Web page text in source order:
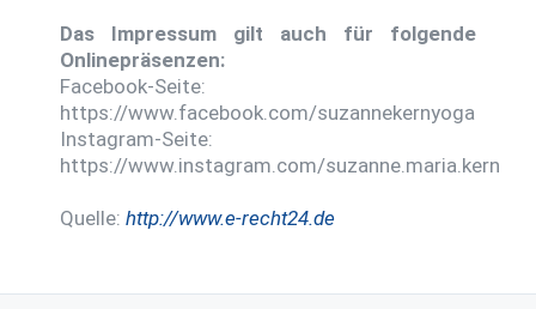
Das Impressum gilt auch für folgende
Onlinepräsenzen:
Facebook-Seite:
https://www.facebook.com/suzannekernyoga
Instagram-Seite:
https://www.instagram.com/suzanne.maria.kern
Quelle: http://www.e-recht24.de